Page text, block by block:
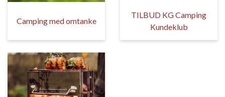
Camping med omtanke
TILBUD KG Camping
Kundeklub